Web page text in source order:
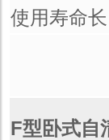
使用寿命
F型卧式自